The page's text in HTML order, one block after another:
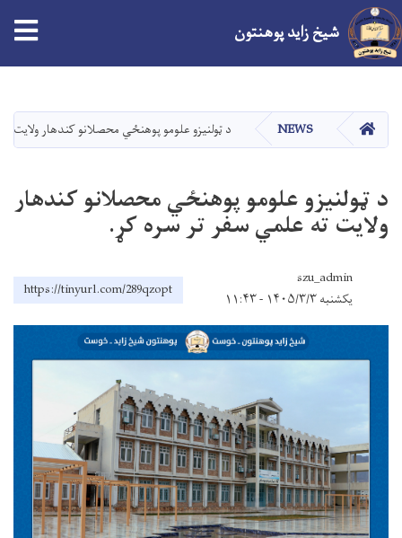
دانګل
شیخ زاید پوهنتون
کور NEWS د ټولنيزو علومو پوهنځي محصلانو کندهار ولایت
د ټولنيزو علومو پوهنځي محصلانو کندهار
ولایت ته علمي سفر تر سره کړ.
szu_admin
یکشنبه ۱۴۰۵/۳/۳ - ۱۱:۴۳
https://tinyurl.com/289qzopt